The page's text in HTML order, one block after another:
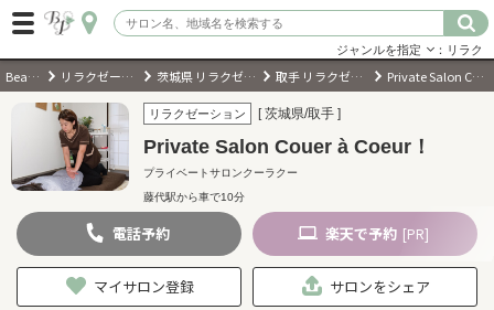
ログイン
会員登録（無料）
キーワード検索
ジャンルを選択
ジャンルを指定 ：リラク
BeautyPark リラクゼーションサロン 茨城県 リラクゼーションサロン 取手 リラクゼーションサロン Private Salon Couer à Coeur！
リラクゼーション [ 茨城県/取手 ]
Private Salon Couer à Coeur！
プライベートサロンクーラクー
藤代駅から車で10分
電話予約 楽天で予約 [PR]
マイサロン登録 サロンをシェア